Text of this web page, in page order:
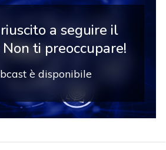
a seguire il
ti preoccupare!
è disponibile